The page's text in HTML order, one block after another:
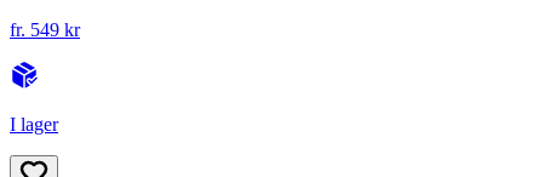
fr. 549 kr
I lager